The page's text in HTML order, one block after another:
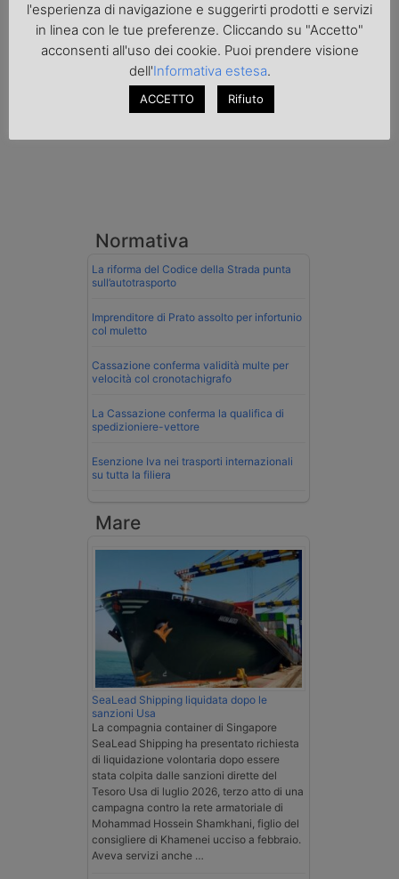
Transpotalk
Normativa
La riforma del Codice della Strada punta
sull’autotrasporto
Imprenditore di Prato assolto per infortunio
col muletto
Cassazione conferma validità multe per
velocità col cronotachigrafo
La Cassazione conferma la qualifica di
spedizioniere-vettore
Esenzione Iva nei trasporti internazionali
su tutta la filiera
Mare
SeaLead Shipping liquidata dopo le
sanzioni Usa
La compagnia container di Singapore
SeaLead Shipping ha presentato richiesta
di liquidazione volontaria dopo essere
stata colpita dalle sanzioni dirette del
Tesoro Usa di luglio 2026, terzo atto di una
campagna contro la rete armatoriale di
Mohammad Hossein Shamkhani, figlio del
consigliere di Khamenei ucciso a febbraio.
Aveva servizi anche …
l'esperienza di navigazione e suggerirti prodotti e servizi
in linea con le tue preferenze. Cliccando su "Accetto"
acconsenti all'uso dei cookie. Puoi prendere visione
dell'Informativa estesa.
ACCETTO Rifiuto